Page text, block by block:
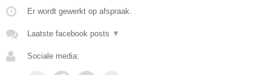
Er wordt gewerkt op afspraak.
Laatste facebook posts ▼
Sociale media: